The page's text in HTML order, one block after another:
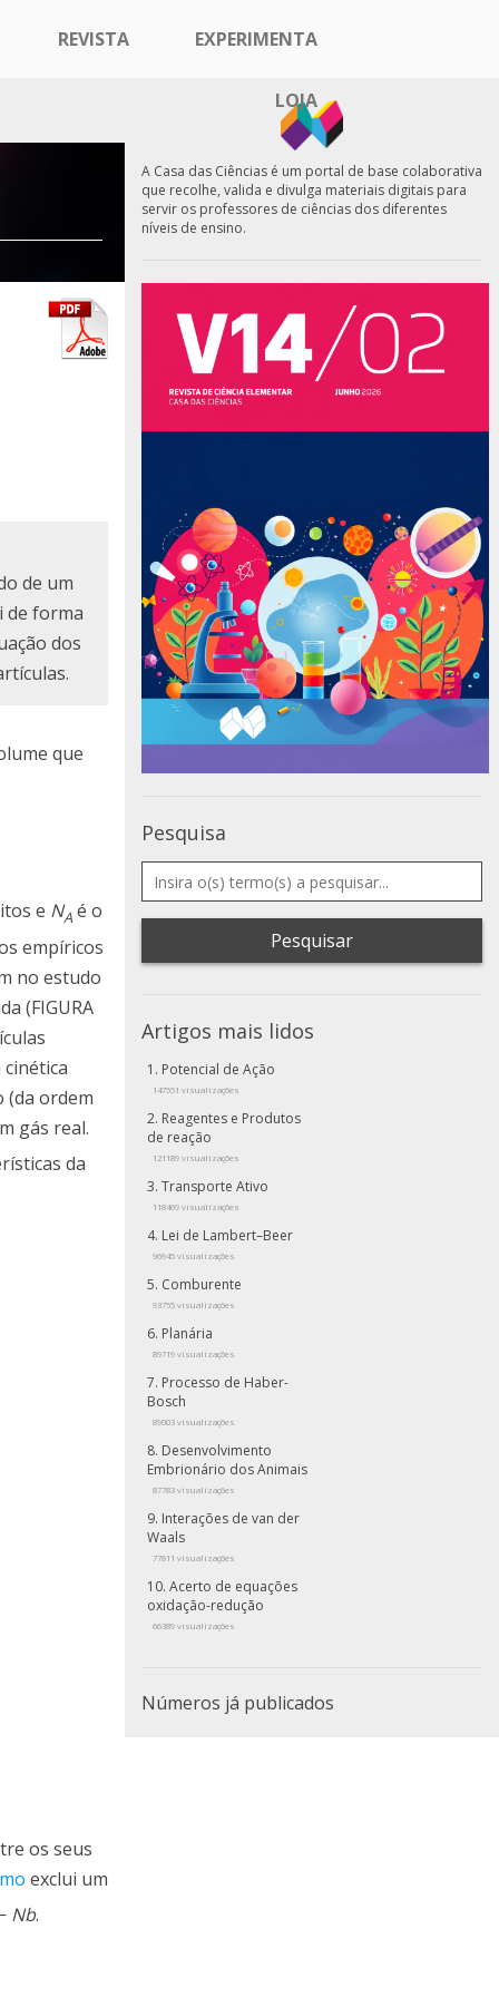
REVISTA EXPERIMENTA
LOJA
de um
de forma
dos
que
e NA é o
empíricos
no estudo
(FIGURA
(da ordem
gás real.
da
os seus
exclui um
Nb.
A Casa das Ciências é um portal de base colaborativa
que recolhe, valida e divulga materiais digitais para
servir os professores de ciências dos diferentes
níveis de ensino.
Pesquisa
Pesquisar
Artigos mais lidos
Potencial de Ação
147551 visualizações
Reagentes e Produtos
de reação
121189 visualizações
Transporte Ativo
118469 visualizações
Lei de Lambert–Beer
96945 visualizações
Comburente
93755 visualizações
Planária
89719 visualizações
Processo de Haber-
Bosch
89003 visualizações
Desenvolvimento
Embrionário dos Animais
87783 visualizações
Interações de van der
Waals
77811 visualizações
Acerto de equações
oxidação-redução
66389 visualizações
Números já publicados